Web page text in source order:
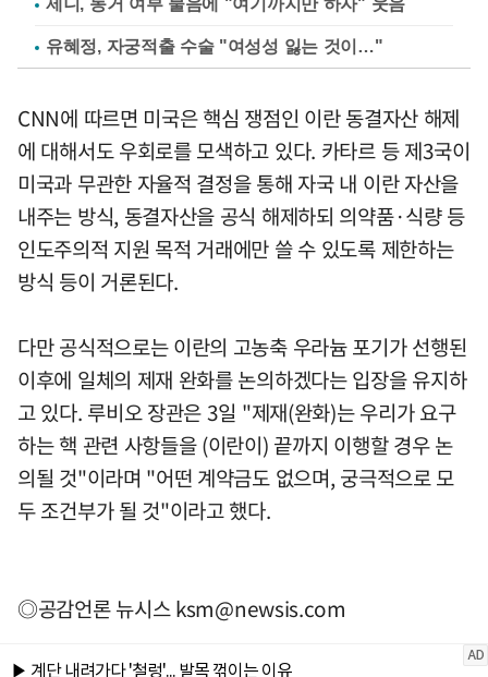
유혜정, 자궁적출 수술 "여성성 잃는 것이…"
CNN에 따르면 미국은 핵심 쟁점인 이란 동결자산 해제
에 대해서도 우회로를 모색하고 있다. 카타르 등 제3국이
미국과 무관한 자율적 결정을 통해 자국 내 이란 자산을
내주는 방식, 동결자산을 공식 해제하되 의약품·식량 등
인도주의적 지원 목적 거래에만 쓸 수 있도록 제한하는
방식 등이 거론된다.
다만 공식적으로는 이란의 고농축 우라늄 포기가 선행된
이후에 일체의 제재 완화를 논의하겠다는 입장을 유지하
고 있다. 루비오 장관은 3일 "제재(완화)는 우리가 요구
하는 핵 관련 사항들을 (이란이) 끝까지 이행할 경우 논
의될 것"이라며 "어떤 계약금도 없으며, 궁극적으로 모
두 조건부가 될 것"이라고 했다.
◎공감언론 뉴시스ksm@newsis.com